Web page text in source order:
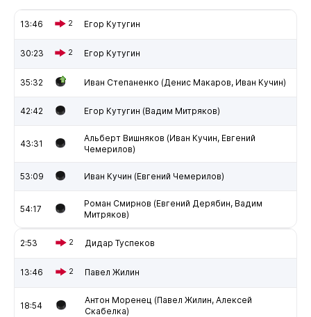
13:46 2 Егор Кутугин
30:23 2 Егор Кутугин
35:32 Иван Степаненко (Денис Макаров, Иван Кучин)
42:42 Егор Кутугин (Вадим Митряков)
43:31
Альберт Вишняков (Иван Кучин, Евгений
Чемерилов)
53:09 Иван Кучин (Евгений Чемерилов)
54:17
Роман Смирнов (Евгений Дерябин, Вадим
Митряков)
2:53 2 Дидар Туспеков
13:46 2 Павел Жилин
18:54
Антон Моренец (Павел Жилин, Алексей
Скабелка)